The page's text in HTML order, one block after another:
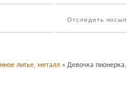
Отследить
литье, металл » Девочка